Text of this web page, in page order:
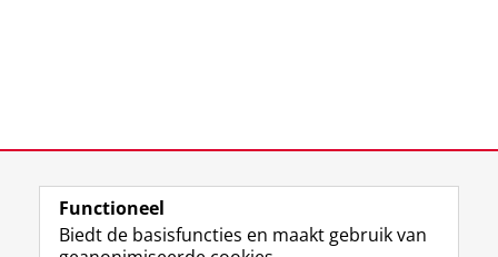
Functioneel
Biedt de basisfuncties en maakt gebruik van